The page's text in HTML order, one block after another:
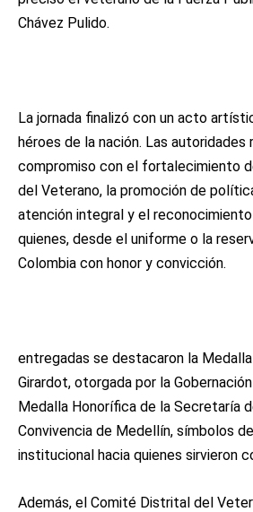
Chávez Pulido.
La jornada finalizó con un acto
héroes de la nación. Las autoridades
compromiso con el fortalecimiento
del Veterano, la promoción de
atención integral y el
quienes, desde el uniforme o la
Colombia con honor y convicción.
entregadas se destacaron la
Girardot, otorgada por la
Medalla Honorífica de la Secretaría
Convivencia de Medellín, símbolos
institucional hacia quienes sirvieron
Además, el Comité Distrital del